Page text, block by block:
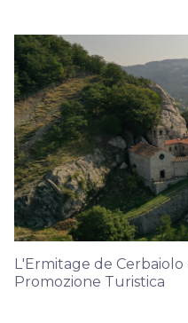
L'Ermitage de Cerbaiolo
Promozione Turistica